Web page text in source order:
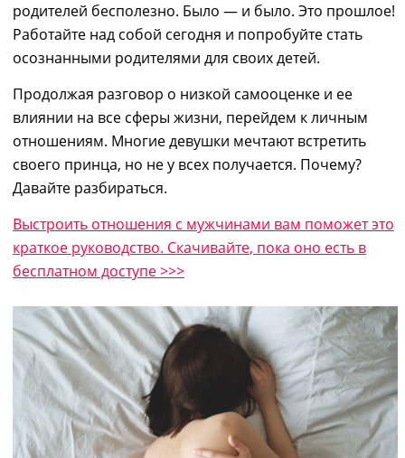
родителей бесполезно. Было ― и было. Это прошлое!
Работайте над собой сегодня и попробуйте стать
осознанными родителями для своих детей.
Продолжая разговор о низкой самооценке и ее
влиянии на все сферы жизни, перейдем к личным
отношениям. Многие девушки мечтают встретить
своего принца, но не у всех получается. Почему?
Давайте разбираться.
Выстроить отношения с мужчинами вам поможет это
краткое руководство. Скачивайте, пока оно есть в
бесплатном доступе >>>